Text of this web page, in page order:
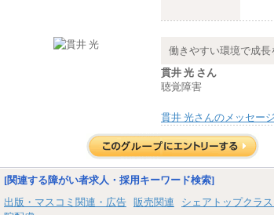
※詳
さい。
■(株
総合
■(株
終了
総合
整給
働きやすい環境で成長
貫井 光 さん
聴覚障害
貫井 光さんのメッセー
[関連する障がい者求人・採用キーワード検索]
出版・マスコミ関連・広告
販売関連 シェアトップクラ